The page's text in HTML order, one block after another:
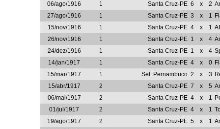
06/ago/1916
1 Santa Cruz-PE 6 x 2
27/ago/1916
1 Santa Cruz-PE 3 x 1
15/nov/1916
1 Santa Cruz-PE 4 x 1
26/nov/1916
1 Santa Cruz-PE 1 x 4
24/dez/1916
1 Santa Cruz-PE 1 x 4
14/jan/1917
1 Santa Cruz-PE 4 x 0
15/mar/1917
1 Sel. Pernambuco 2 x 3
15/abr/1917
2 Santa Cruz-PE 7 x 5
06/mai/1917
2 Santa Cruz-PE 4 x 1
01/jul/1917
2 Santa Cruz-PE 4 x 1
19/ago/1917
2 Santa Cruz-PE 5 x 1